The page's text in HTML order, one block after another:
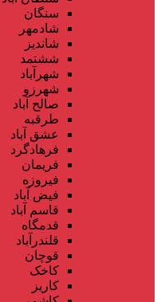
سنگان
شادمهر
شاندیز
ششتمد
شهرآباد
شهرزو
صالح آباد
طرقبه
عشق آباد
فرهادگرد
فریمان
فیروزه
فیض آباد
قاسم آباد
قدمگاه
قلندرآباد
قوچان
کاخک
کاریز